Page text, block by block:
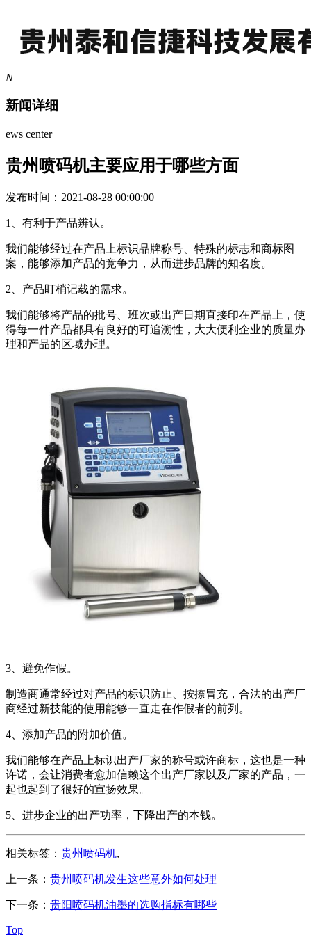
N
新闻详细
ews center
贵州喷码机主要应用于哪些方面
发布时间：2021-08-28 00:00:00
1、有利于产品辨认。
我们能够经过在产品上标识品牌称号、特殊的标志和商标图
案，能够添加产品的竞争力，从而进步品牌的知名度。
2、产品盯梢记载的需求。
我们能够将产品的批号、班次或出产日期直接印在产品上，使
得每一件产品都具有良好的可追溯性，大大便利企业的质量办
理和产品的区域办理。
3、避免作假。
制造商通常经过对产品的标识防止、按捺冒充，合法的出产厂
商经过新技能的使用能够一直走在作假者的前列。
4、添加产品的附加价值。
我们能够在产品上标识出产厂家的称号或许商标，这也是一种
许诺，会让消费者愈加信赖这个出产厂家以及厂家的产品，一
起也起到了很好的宣扬效果。
5、进步企业的出产功率，下降出产的本钱。
相关标签： 贵州喷码机,
上一条： 贵州喷码机发生这些意外如何处理
下一条： 贵阳喷码机油墨的选购指标有哪些
Top